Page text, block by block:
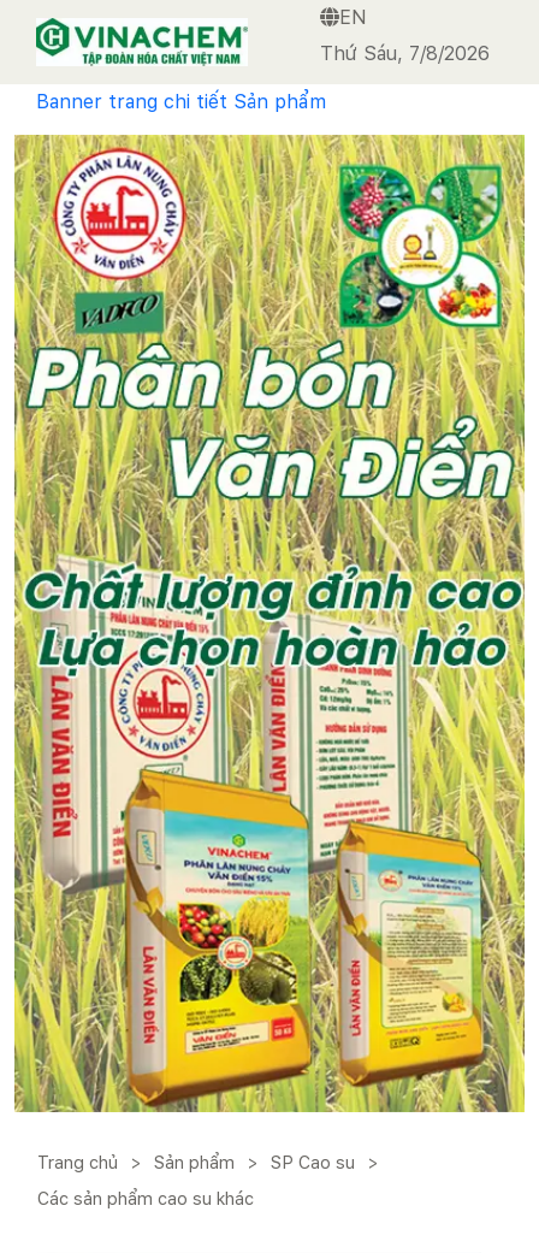
VINACHEM
EN
Thứ Sáu, 7/8/2026
Banner trang chi tiết Sản phẩm
Trang chủ > Sản phẩm > SP Cao su
>
Các sản phẩm cao su khác